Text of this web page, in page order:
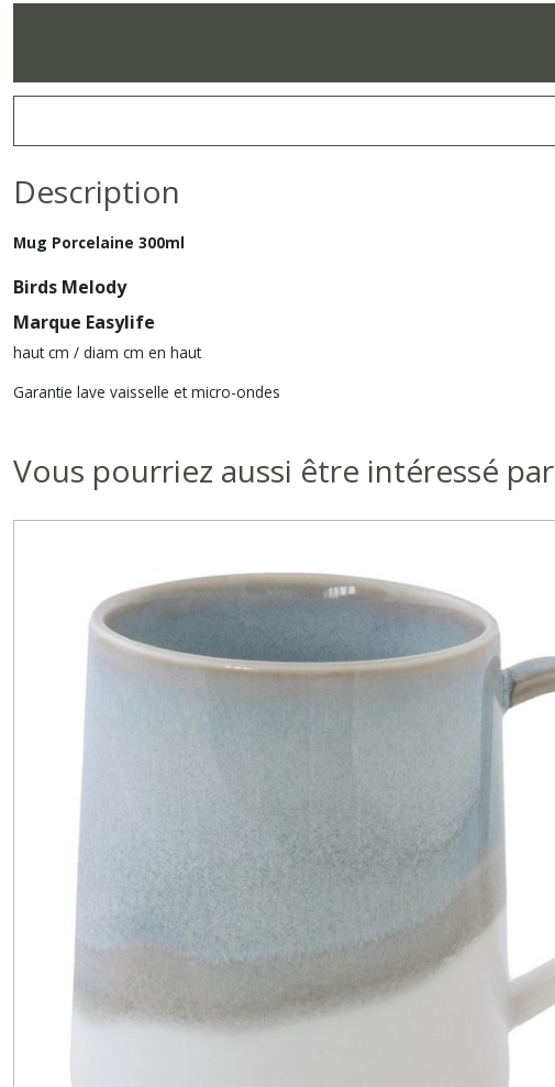
Description
Mug Porcelaine 300ml
Birds Melody
Marque Easylife
haut cm / diam cm en haut
Garantie lave vaisselle et micro-ondes
Vous pourriez aussi être intéressé par